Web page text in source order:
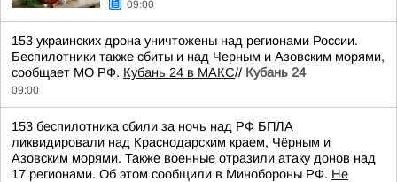
09:00
153 украинских дрона уничтожены над регионами России.
Беспилотники также сбиты и над Черным и Азовским морями,
сообщает МО РФ. Кубань 24 в МАКС// Кубань 24
09:00
153 беспилотника сбили за ночь над РФ БПЛА
ликвидировали над Краснодарским краем, Чёрным и
Азовским морями. Также военные отразили атаку донов над
17 регионами. Об этом сообщили в Минобороны РФ. Не